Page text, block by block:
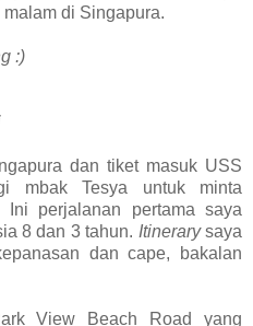
di Singapura.
:)
dan tiket masuk USS
mbak Tesya untuk minta
Ini perjalanan pertama saya
8 dan 3 tahun. Itinerarysaya
dan cape, bakalan
View Beach Road yang